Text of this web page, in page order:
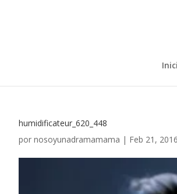
humidificateur_620_448
por nosoyunadramamama | Feb 21, 2016